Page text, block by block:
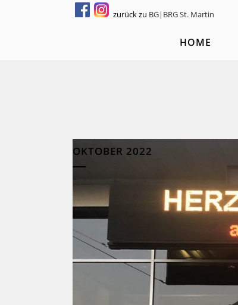
zurück zu BG|BRG St. Martin
HOME
OKTOBER 2022